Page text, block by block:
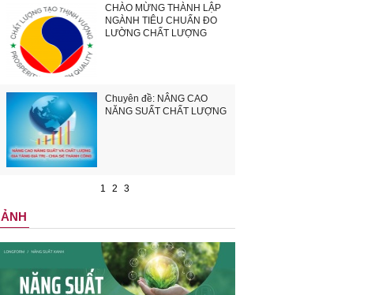
CHÀO MỪNG THÀNH LẬP
NGÀNH TIÊU CHUẨN ĐO
LƯỜNG CHẤT LƯỢNG
Chuyên đề: NÂNG CAO
NĂNG SUẤT CHẤT LƯỢNG
1 2 3
ẢNH